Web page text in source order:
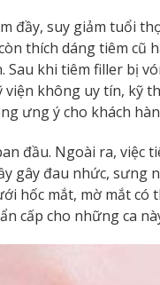
đầy, suy giảm tuổi
thích dáng tiêm cũ
khi tiêm filler bị
viện không uy tín, kỹ
ưng ý cho khách
đầu. Ngoài ra, việc
gây đau nhức, sưng
hốc mắt, mờ mắt có
cấp cho những ca